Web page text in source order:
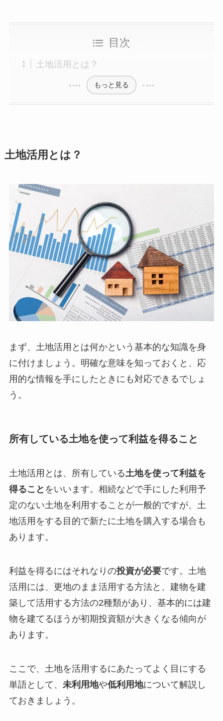
目次
土地活用とは？
もっと見る
土地活用とは？
まず、土地活用とは何かという基本的な知識を身
に付けましょう。明確な意味を知っておくと、応
用的な情報を手にしたときにも対応できるでしょ
う。
所有している土地を使って利益を得ること
土地活用とは、所有している土地を使って利益を
得ること をいいます。相続などで手にした利用予
定のない土地を利用することが一般的ですが、土
地活用をする目的で新たに土地を購入する場合も
あります。
利益を得るにはそれなりの投資が必要です。土地
活用には、更地のまま活用する方法と、建物を建
築して活用する方法の2種類があり、基本的には建
物を建てるほうが初期投資額が大きくなる傾向が
あります。
ここで、土地を活用するにあたってよく目にする
単語として、 未利用地や低利用地について解説し
ておきましょう。